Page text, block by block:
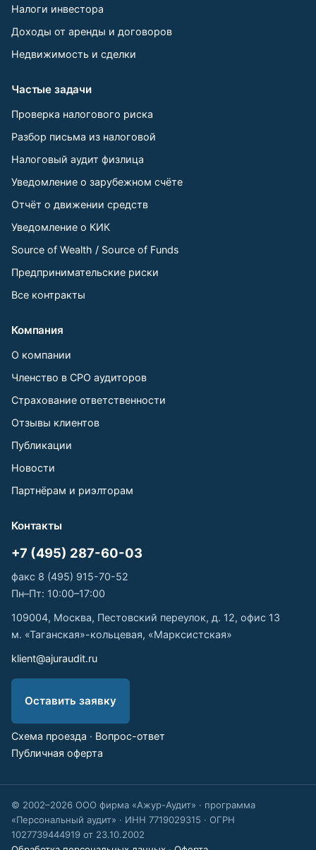
Налоги инвестора
Доходы от аренды и договоров
Недвижимость и сделки
Частые задачи
Проверка налогового риска
Разбор письма из налоговой
Налоговый аудит физлица
Уведомление о зарубежном счёте
Отчёт о движении средств
Уведомление о КИК
Source of Wealth / Source of Funds
Предпринимательские риски
Все контракты
Компания
О компании
Членство в СРО аудиторов
Страхование ответственности
Отзывы клиентов
Публикации
Новости
Партнёрам и риэлторам
Контакты
+7 (495) 287-60-03
факс 8 (495) 915-70-52
Пн–Пт: 10:00–17:00
109004, Москва, Пестовский переулок, д. 12, офис 13
м. «Таганская»-кольцевая, «Марксистская»
klient@ajuraudit.ru
Оставить заявку
Схема проезда · Вопрос-ответ
Публичная оферта
© 2002–2026 ООО фирма «Ажур-Аудит» · программа
«Персональный аудит» · ИНН 7719029315 · ОГРН
1027739444919 от 23.10.2002